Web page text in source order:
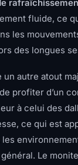
fluide, ce
les
des longues
un autre atout
profiter d’un
à celui des
ce qui est
Le